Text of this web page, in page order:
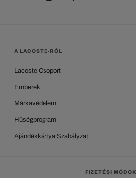
A LACOSTE-RÓL
Lacoste Csoport
Emberek
Márkavédelem
Hűségprogram
Ajándékkártya Szabályzat
FIZETÉSI MÓDOK